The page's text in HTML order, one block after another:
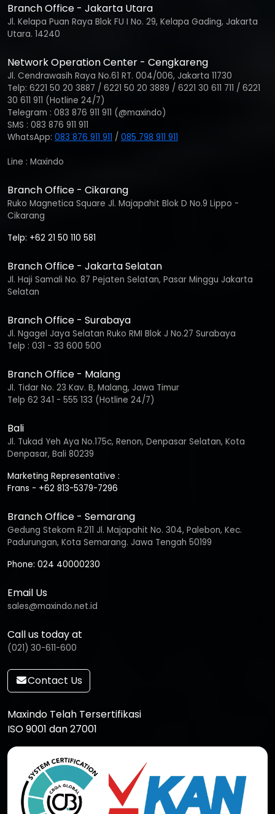
Branch Office - Jakarta Utara
Jl. Kelapa Puan Raya Blok FU I No. 29, Kelapa Gading, Jakarta
Utara. 14240
Network Operation Center - Cengkareng
Jl. Cendrawasih Raya No.61 RT. 004/006, Jakarta 11730
Telp: 6221 50 20 3887 / 6221 50 20 3889 / 6221 30 611 711 / 6221
30 611 911 (Hotline 24/7)
Telegram : 083 876 911 911 (@maxindo)
SMS : 083 876 911 911
WhatsApp: 083 876 911 911 / 085 798 911 911
Line : Maxindo
Branch Office - Cikarang
Ruko Magnetica Square Jl. Majapahit Blok D No.9 Lippo -
Cikarang
Telp: +62 21 50 110 581
Branch Office - Jakarta Selatan
Jl. Haji Samali No. 87 Pejaten Selatan, Pasar Minggu Jakarta
Selatan
Branch Office - Surabaya
Jl. Ngagel Jaya Selatan Ruko RMI Blok J No.27 Surabaya
Telp : 031 - 33 600 500
Branch Office - Malang
Jl. Tidar No. 23 Kav. B, Malang, Jawa Timur
Telp 62 341 - 555 133 (Hotline 24/7)
Bali
Jl. Tukad Yeh Aya No.175c, Renon, Denpasar Selatan, Kota
Denpasar, Bali 80239
Marketing Representative :
Frans - +62 813-5379-7296
Branch Office - Semarang
Gedung Stekom R.211 Jl. Majapahit No. 304, Palebon, Kec.
Padurungan, Kota Semarang. Jawa Tengah 50199
Phone: 024 40000230
Email Us
sales@maxindo.net.id
Call us today at
(021) 30-611-600
Contact Us
Maxindo Telah Tersertifikasi
ISO 9001 dan 27001